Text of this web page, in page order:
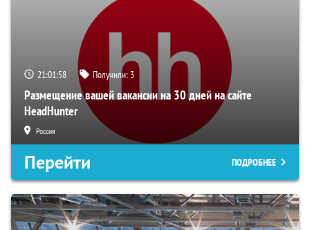
21:01:57 Получили: 3
Размещение вашей вакансии на 30 дней на сайте
HeadHunter
Россия
Перейти ПОДРОБНЕЕ